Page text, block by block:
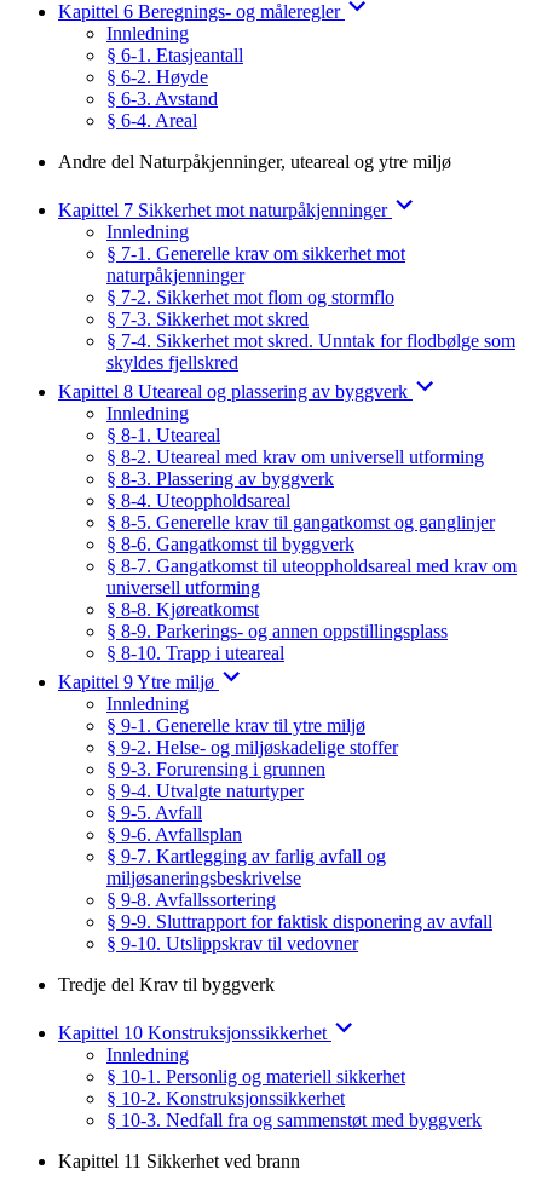
Kapittel 6 Beregnings- og måleregler
Innledning
§ 6-1. Etasjeantall
§ 6-2. Høyde
§ 6-3. Avstand
§ 6-4. Areal
Andre del Naturpåkjenninger, uteareal og ytre miljø
Kapittel 7 Sikkerhet mot naturpåkjenninger
Innledning
§ 7-1. Generelle krav om sikkerhet mot
naturpåkjenninger
§ 7-2. Sikkerhet mot flom og stormflo
§ 7-3. Sikkerhet mot skred
§ 7-4. Sikkerhet mot skred. Unntak for flodbølge som
skyldes fjellskred
Kapittel 8 Uteareal og plassering av byggverk
Innledning
§ 8-1. Uteareal
§ 8-2. Uteareal med krav om universell utforming
§ 8-3. Plassering av byggverk
§ 8-4. Uteoppholdsareal
§ 8-5. Generelle krav til gangatkomst og ganglinjer
§ 8-6. Gangatkomst til byggverk
§ 8-7. Gangatkomst til uteoppholdsareal med krav om
universell utforming
§ 8-8. Kjøreatkomst
§ 8-9. Parkerings- og annen oppstillingsplass
§ 8-10. Trapp i uteareal
Kapittel 9 Ytre miljø
Innledning
§ 9-1. Generelle krav til ytre miljø
§ 9-2. Helse- og miljøskadelige stoffer
§ 9-3. Forurensing i grunnen
§ 9-4. Utvalgte naturtyper
§ 9-5. Avfall
§ 9-6. Avfallsplan
§ 9-7. Kartlegging av farlig avfall og
miljøsaneringsbeskrivelse
§ 9-8. Avfallssortering
§ 9-9. Sluttrapport for faktisk disponering av avfall
§ 9-10. Utslippskrav til vedovner
Tredje del Krav til byggverk
Kapittel 10 Konstruksjonssikkerhet
Innledning
§ 10-1. Personlig og materiell sikkerhet
§ 10-2. Konstruksjonssikkerhet
§ 10-3. Nedfall fra og sammenstøt med byggverk
Kapittel 11 Sikkerhet ved brann